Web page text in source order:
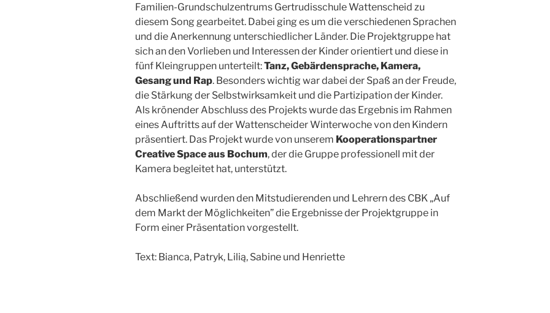
Familien-Grundschulzentrums Gertrudisschule Wattenscheid zu
diesem Song gearbeitet. Dabei ging es um die verschiedenen Sprachen
und die Anerkennung unterschiedlicher Länder. Die Projektgruppe hat
sich an den Vorlieben und Interessen der Kinder orientiert und diese in
fünf Kleingruppen unterteilt:Tanz, Gebärdensprache, Kamera,
Gesang und Rap. Besonders wichtig war dabei der Spaß an der Freude,
die Stärkung der Selbstwirksamkeit und die Partizipation der Kinder.
Als krönender Abschluss des Projekts wurde das Ergebnis im Rahmen
eines Auftritts auf der Wattenscheider Winterwoche von den Kindern
präsentiert. Das Projekt wurde von unserem Kooperationspartner
Creative Space aus Bochum, der die Gruppe professionell mit der
Kamera begleitet hat, unterstützt.
Abschließend wurden den Mitstudierenden und Lehrern des CBK „Auf
dem Markt der Möglichkeiten” die Ergebnisse der Projektgruppe in
Form einer Präsentation vorgestellt.
Text: Bianca, Patryk, Lilią, Sabine und Henriette